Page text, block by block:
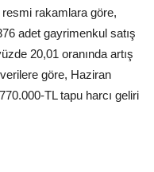
rakamlara göre,
adet gayrimenkul satış
20,01 oranında artış
göre, Haziran
TL tapu harcı geliri